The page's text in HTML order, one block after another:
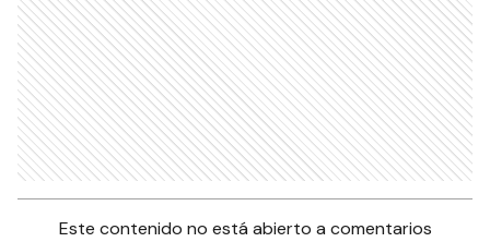
Este contenido no está abierto a comentarios